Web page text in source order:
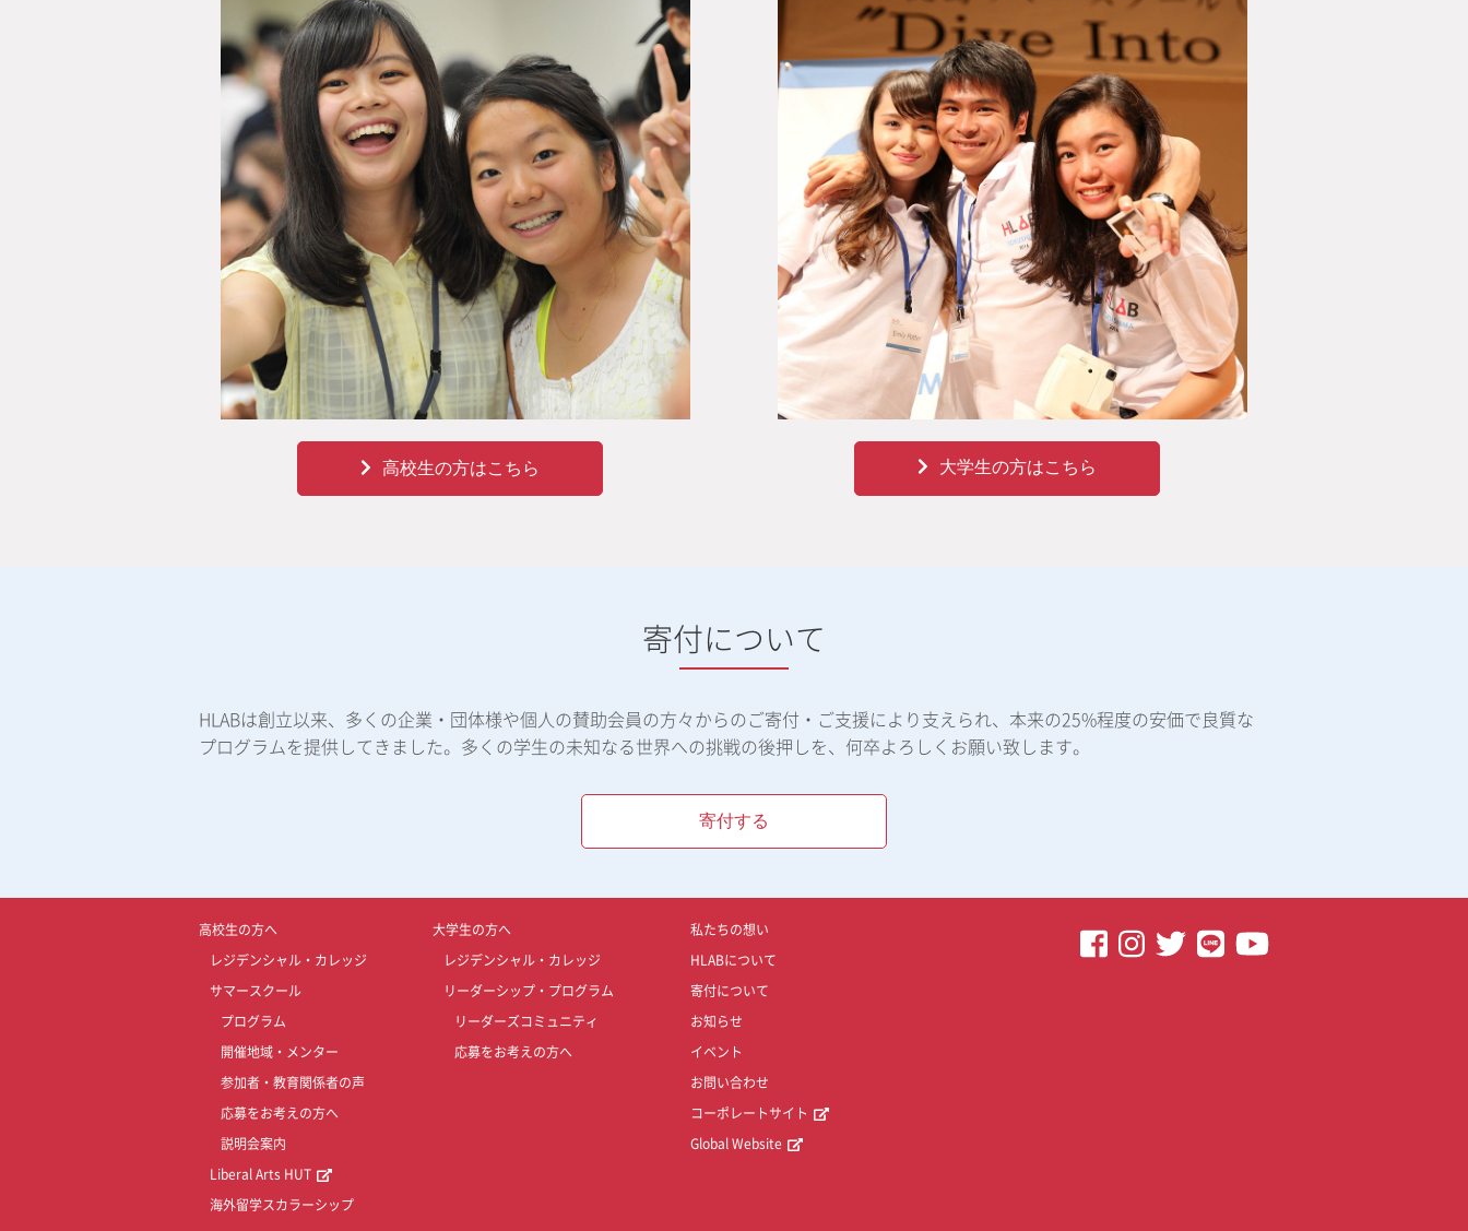
高校生の方はこちら 大学生の方はこちら
寄付について
HLABは創立以来、多くの企業・団体様や個人の賛助会員の方々からのご寄付・ご支援により支えられ、本来の25%程度の安価で良質な
プログラムを提供してきました。多くの学生の未知なる世界への挑戦の後押しを、何卒よろしくお願い致します。
寄付する
高校生の方へ
レジデンシャル・カレッジ
サマースクール
プログラム
開催地域・メンター
参加者・教育関係者の声
応募をお考えの方へ
説明会案内
Liberal Arts HUT
海外留学スカラーシップ
大学生の方へ
レジデンシャル・カレッジ
リーダーシップ・プログラム
リーダーズコミュニティ
応募をお考えの方へ
私たちの想い
HLABについて
寄付について
お知らせ
イベント
お問い合わせ
コーポレートサイト
Global Website